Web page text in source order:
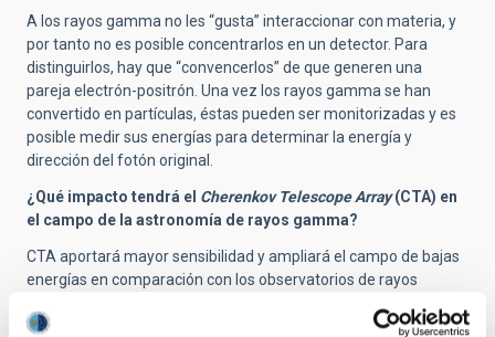
A los rayos gamma no les “gusta” interaccionar con materia, y
por tanto no es posible concentrarlos en un detector. Para
distinguirlos, hay que “convencerlos” de que generen una
pareja electrón-positrón. Una vez los rayos gamma se han
convertido en partículas, éstas pueden ser monitorizadas y es
posible medir sus energías para determinar la energía y
dirección del fotón original.
¿Qué impacto tendrá el Cherenkov Telescope Array(CTA) en
el campo de la astronomía de rayos gamma?
CTA aportará mayor sensibilidad y ampliará el campo de bajas
energías en comparación con los observatorios de rayos
detectores de rayos gamma en tierra y en el espacio. Este